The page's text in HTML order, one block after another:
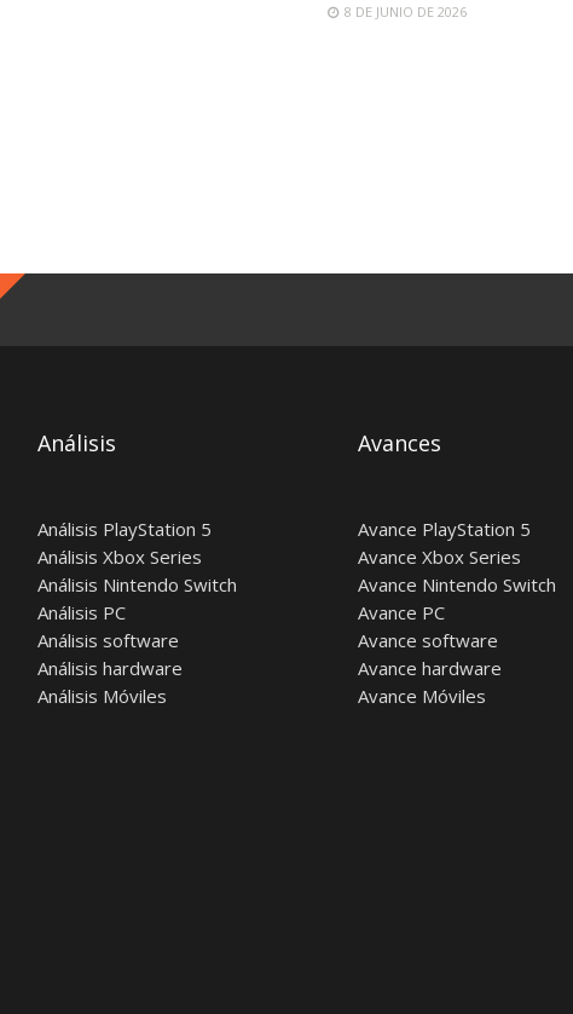
8 DE JUNIO DE 2026
Análisis
Análisis PlayStation 5
Análisis Xbox Series
Análisis Nintendo Switch
Análisis PC
Análisis software
Análisis hardware
Análisis Móviles
Avances
Avance PlayStation 5
Avance Xbox Series
Avance Nintendo Switch
Avance PC
Avance software
Avance hardware
Avance Móviles